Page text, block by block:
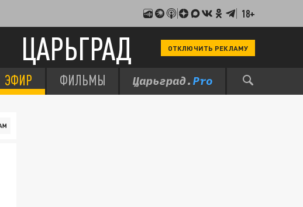
18+
ЦАРЬГРАД ОТКЛЮЧИТЬ РЕКЛАМУ
ЭФИР ФИЛЬМЫ